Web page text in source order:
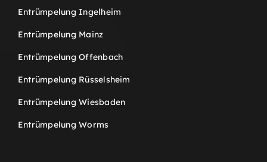
Entrümpelung Ingelheim
Entrümpelung Mainz
Entrümpelung Offenbach
Entrümpelung Rüsselsheim
Entrümpelung Wiesbaden
Entrümpelung Worms